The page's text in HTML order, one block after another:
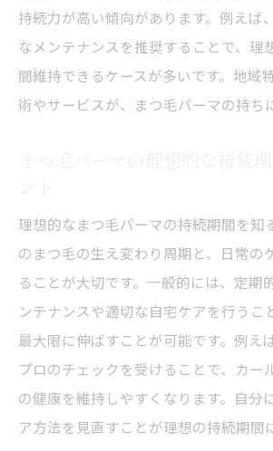
ついて
まつ毛パーマの持続期間を
の実践法
自然なまつ毛を維持するケア方
選び方
まつ毛パーマのダメージを
洗顔方法
まつ毛パーマ後の摩擦を避
ント
持続力が高い傾向があります。例えば
なメンテナンスを推奨することで、理
間維持できるケースが多いです。地域
術やサービスが、まつ毛パーマの持ち
理想的なまつ毛パーマの持続期間を知
のまつ毛の生え変わり周期と、日常の
ることが大切です。一般的には、定期
ンテナンスや適切な自宅ケアを行うこ
最大限に伸ばすことが可能です。例え
プロのチェックを受けることで、カー
の健康を維持しやすくなります。自分
ア方法を見直すことが理想の持続期間